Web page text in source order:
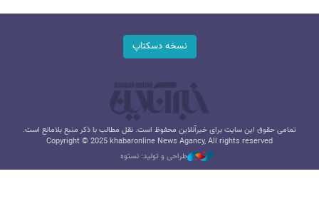
نسخه دسکتاپ
تمامی حقوق این سایت برای خبرآنلاین محفوظ است. نقل مطالب با ذکر منبع بلامانع است.
Copyright © 2025 khabaronline News Agancy, All rights reserved
طراحی و تولید: نستوه